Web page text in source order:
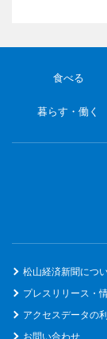
食べる
暮らす・働く
松山経済新聞につ
プレスリリース・
アクセスデータの
お問い合わせ